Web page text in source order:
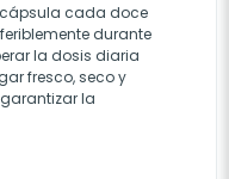
cada doce
durante
la dosis diaria
fresco, seco y
la